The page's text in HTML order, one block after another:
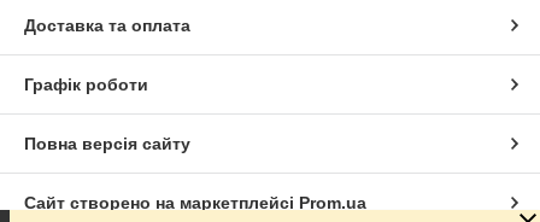
Доставка та оплата
Графік роботи
Повна версія сайту
Сайт створено на маркетплейсі Prom.ua